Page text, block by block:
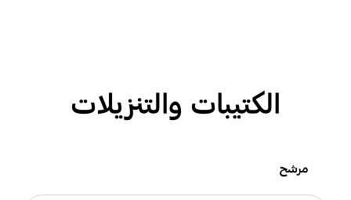
الكتيبات والتنزيلات
مرشح